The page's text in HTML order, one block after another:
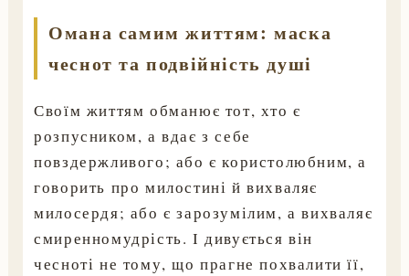
Омана самим життям: маска
чеснот та подвійність душі
Своїм життям обманює тот, хто є
розпусником, а вдає з себе
повздержливого; або є користолюбним, а
говорить про милостині й вихваляє
милосердя; або є зарозумілим, а вихваляє
смиренномудрість. І дивується він
чесноті не тому, що прагне похвалити її,